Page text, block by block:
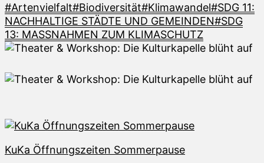
#Artenvielfalt#Biodiversität#Klimawandel#SDG 11:
NACHHALTIGE STÄDTE UND GEMEINDEN#SDG
13: MASSNAHMEN ZUM KLIMASCHUTZ
KuKa Öffnungszeiten Sommerpause